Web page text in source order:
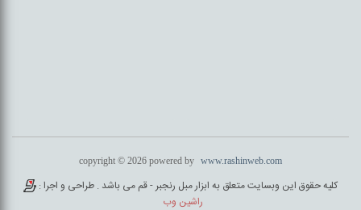
copyright © 2026 powered by www.rashinweb.com
کلیه حقوق این وبسایت متعلق به ابزار مبل رنجبر - قم می باشد . طراحی و اجرا :
راشین وب